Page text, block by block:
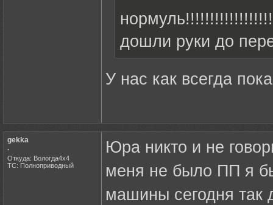
дошли руки до
У нас как всегда
gekka
.
Откуда: Вологда4х4
ТС: Полноприводный
Юра никто и не
меня не было ПП я
машины сегодня так